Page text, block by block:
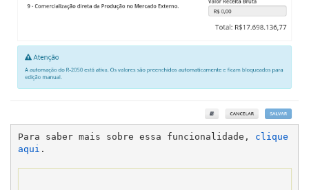
Para saber mais sobre essa funcionalidade, clique
aqui .